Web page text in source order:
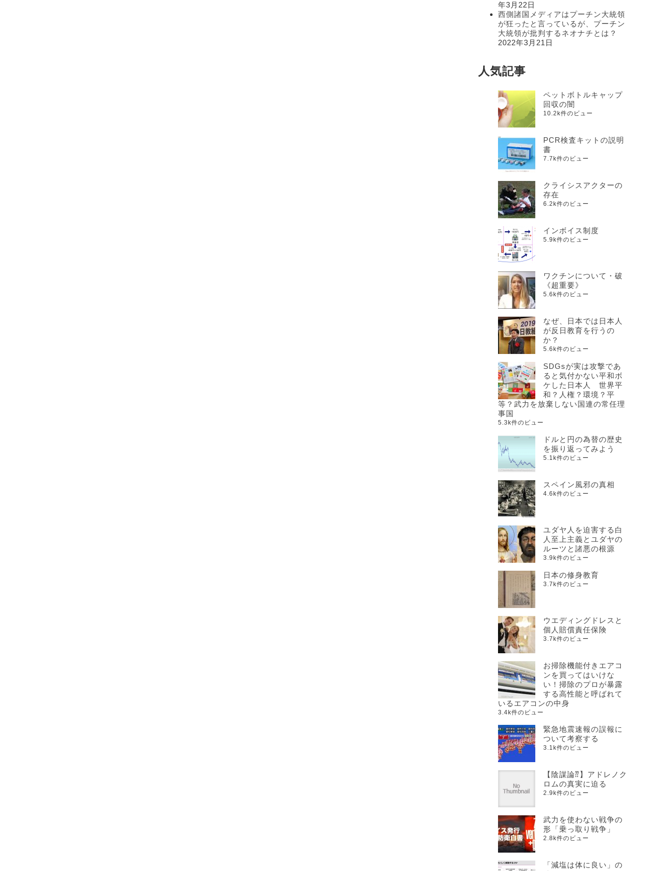
年3月22日
西側諸国メディアはプーチン大統領
が狂ったと言っているが、プーチン
大統領が批判するネオナチとは？
2022年3月21日
人気記事
ペットボトルキャップ
回収の闇
10.2k件のビュー
PCR検査キットの説明
書
7.7k件のビュー
クライシスアクターの
存在
6.2k件のビュー
インボイス制度
5.9k件のビュー
ワクチンについて・破
《超重要》
5.6k件のビュー
なぜ、日本では日本人
が反日教育を行うの
か？
5.6k件のビュー
SDGsが実は攻撃であ
ると気付かない平和ボ
ケした日本人 世界平
和？人権？環境？平
等？武力を放棄しない国連の常任理
事国
5.3k件のビュー
ドルと円の為替の歴史
を振り返ってみよう
5.1k件のビュー
スペイン風邪の真相
4.6k件のビュー
ユダヤ人を迫害する白
人至上主義とユダヤの
ルーツと諸悪の根源
3.9k件のビュー
日本の修身教育
3.7k件のビュー
ウエディングドレスと
個人賠償責任保険
3.7k件のビュー
お掃除機能付きエアコ
ンを買ってはいけな
い！掃除のプロが暴露
する高性能と呼ばれて
いるエアコンの中身
3.4k件のビュー
緊急地震速報の誤報に
ついて考察する
3.1k件のビュー
【陰謀論⁇】アドレノク
ロムの真実に迫る
2.9k件のビュー
武力を使わない戦争の
形「乗っ取り戦争」
2.8k件のビュー
「減塩は体に良い」の